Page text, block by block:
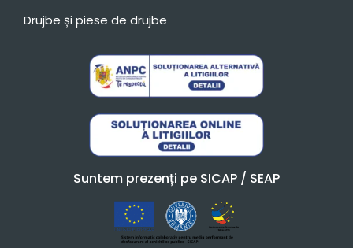
Drujbe și piese de drujbe
Suntem prezenți pe SICAP / SEAP